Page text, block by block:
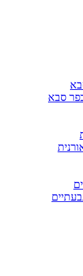
סבא